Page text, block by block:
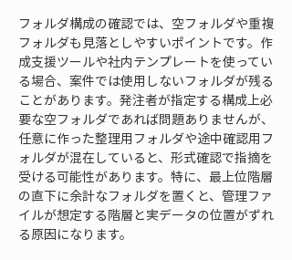
フォルダ構成の確認では、空フォルダや重複
フォルダも見落としやすいポイントです。作
成支援ツールや社内テンプレートを使ってい
る場合、案件では使用しないフォルダが残る
ことがあります。発注者が指定する構成上必
要な空フォルダであれば問題ありませんが、
任意に作った整理用フォルダや途中確認用フ
ォルダが混在していると、形式確認で指摘を
受ける可能性があります。特に、最上位階層
の直下に余計なフォルダを置くと、管理ファ
イルが想定する階層と実データの位置がずれ
る原因になります。